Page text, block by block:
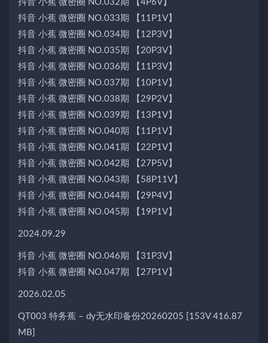
抖音 小蕉 微密圈 NO.032期 【4P6V】
抖音 小蕉 微密圈 NO.033期 【11P1V】
抖音 小蕉 微密圈 NO.034期 【12P3V】
抖音 小蕉 微密圈 NO.035期 【20P3V】
抖音 小蕉 微密圈 NO.036期 【11P3V】
抖音 小蕉 微密圈 NO.037期 【10P1V】
抖音 小蕉 微密圈 NO.038期 【29P2V】
抖音 小蕉 微密圈 NO.039期 【13P1V】
抖音 小蕉 微密圈 NO.040期 【11P1V】
抖音 小蕉 微密圈 NO.041期 【22P1V】
抖音 小蕉 微密圈 NO.042期 【27P5V】
抖音 小蕉 微密圈 NO.043期 【58P11V】
抖音 小蕉 微密圈 NO.044期 【29P4V】
抖音 小蕉 微密圈 NO.045期 【19P1V】
2024.09.29
抖音 小蕉 微密圈 NO.046期 【31P3V】
抖音 小蕉 微密圈 NO.047期 【27P1V】
2026.02.05
QT003 特务蕉 – dy无水印备份20260205 [153V 416.87
MB]